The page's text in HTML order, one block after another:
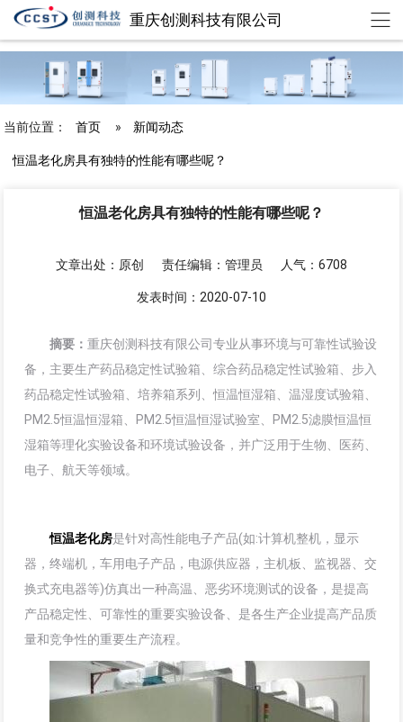
重庆创测科技有限公司
欢迎来到重庆创测科技有限公司 chuangce@cqccst.com
当前位置： 首页 » 新闻动态
恒温老化房具有独特的性能有哪些呢？
恒温老化房具有独特的性能有哪些呢？
文章出处：原创 责任编辑：管理员 人气：6708
发表时间：2020-07-10
摘要： 重庆创测科技有限公司专业从事环境与可靠性试验设
备，主要生产药品稳定性试验箱、综合药品稳定性试验箱、步入
药品稳定性试验箱、培养箱系列、恒温恒湿箱、温湿度试验箱、
PM2.5恒温恒湿箱、PM2.5恒温恒湿试验室、PM2.5滤膜恒温恒
湿箱等理化实验设备和环境试验设备，并广泛用于生物、医药、
电子、航天等领域。
恒温老化房是针对高性能电子产品(如:计算机整机，显示
器，终端机，车用电子产品，电源供应器，主机板、监视器、交
换式充电器等)仿真出一种高温、恶劣环境测试的设备，是提高
产品稳定性、可靠性的重要实验设备、是各生产企业提高产品质
量和竞争性的重要生产流程。